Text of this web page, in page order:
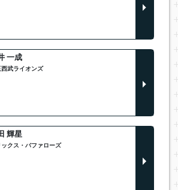
一成
西武ライオンズ
輝星
ックス・バファローズ